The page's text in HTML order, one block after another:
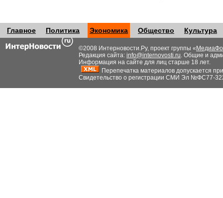
Главное Политика Экономика Общество Культура
©2008 Интерновости.Ру, проект группы «
Редакция сайта: info@internovosti.ru. Общие и
Информация на сайте для лиц старше 18 лет.
Перепечатка материалов допускается
Свидетельство о регистрации СМИ Эл №ФС77-